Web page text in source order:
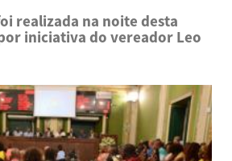
realizada na noite desta
iniciativa do vereador Leo